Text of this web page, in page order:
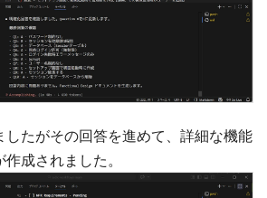
したがその回答を進めて、詳細な機能
成されました。